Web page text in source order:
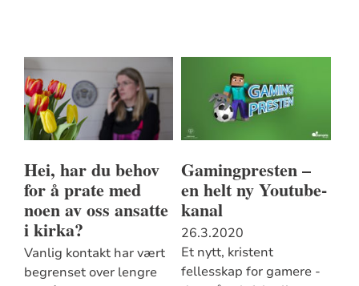
Hei, har du behov
for å prate med
noen av oss ansatte
i kirka?
Vanlig kontakt har vært
begrenset over lengre
Gamingpresten –
en helt ny Youtube-
kanal
26.3.2020
Et nytt, kristent
fellesskap for gamere -